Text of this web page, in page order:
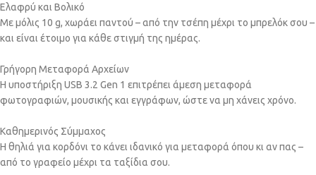
Ελαφρύ και Βολικό
Με μόλις 10 g, χωράει παντού – από την τσέπη μέχρι το μπρελόκ σου –
και είναι έτοιμο για κάθε στιγμή της ημέρας.
Γρήγορη Μεταφορά Αρχείων
Η υποστήριξη USB 3.2 Gen 1 επιτρέπει άμεση μεταφορά
φωτογραφιών, μουσικής και εγγράφων, ώστε να μη χάνεις χρόνο.
Καθημερινός Σύμμαχος
Η θηλιά για κορδόνι το κάνει ιδανικό για μεταφορά όπου κι αν πας –
από το γραφείο μέχρι τα ταξίδια σου.